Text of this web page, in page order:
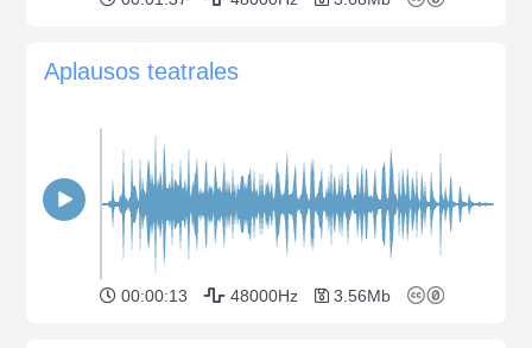
Aplausos teatrales
00:00:13 48000Hz 3.56Mb